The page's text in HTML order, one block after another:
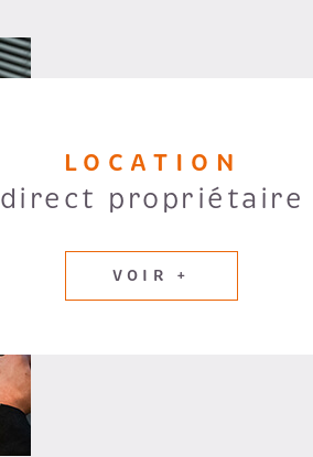
LOCATION
direct propriétaire
VOIR +